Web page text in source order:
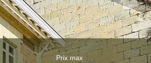
Prix max